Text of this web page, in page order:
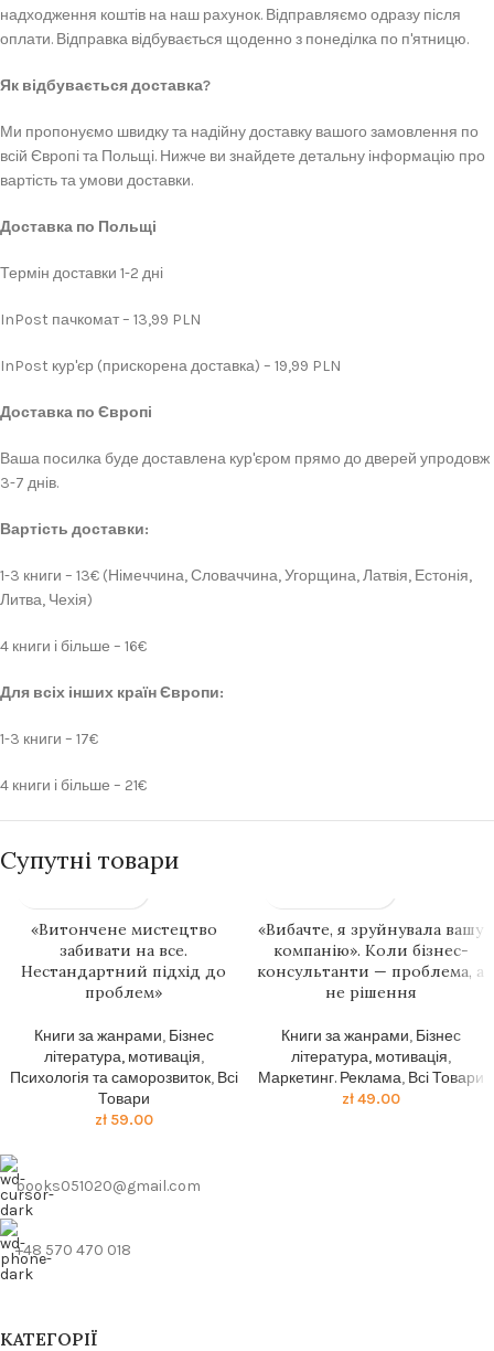
надходження коштів на наш рахунок. Відправляємо одразу після
оплати. Відправка відбувається щоденно з понеділка по п'ятницю.
Як відбувається доставка?
Ми пропонуємо швидку та надійну доставку вашого замовлення по
всій Європі та Польщі. Нижче ви знайдете детальну інформацію про
вартість та умови доставки.
Доставка по Польщі
Термін доставки 1-2 дні
InPost пачкомат – 13,99 PLN
InPost кур'єр (прискорена доставка) – 19,99 PLN
Доставка по Європі
Ваша посилка буде доставлена кур'єром прямо до дверей упродовж
3-7 днів.
Вартість доставки:
1-3 книги – 13€ (Німеччина, Словаччина, Угорщина, Латвія, Естонія,
Литва, Чехія)
4 книги і більше – 16€
Для всіх інших країн Європи:
1-3 книги – 17€
4 книги і більше – 21€
Супутні товари
«Витончене мистецтво
забивати на все.
Нестандартний підхід до
проблем»
Книги за жанрами, Бізнес
література, мотивація,
Психологія та саморозвиток, Всі
Товари
zł59.00
«Вибачте, я зруйнувала вашу
компанію». Коли бізнес-
консультанти — проблема, а
не рішення
Книги за жанрами, Бізнес
література, мотивація,
Маркетинг. Реклама, Всі Товари
zł49.00
books051020@gmail.com
+48 570 470 018
КАТЕГОРІЇ